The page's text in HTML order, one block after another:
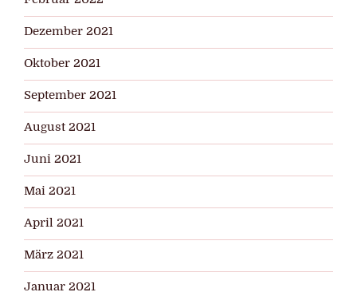
Dezember 2021
Oktober 2021
September 2021
August 2021
Juni 2021
Mai 2021
April 2021
März 2021
Januar 2021